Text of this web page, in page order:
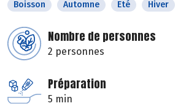
Boisson Automne Eté Hiver
Nombre de personnes
2 personnes
Préparation
5 min